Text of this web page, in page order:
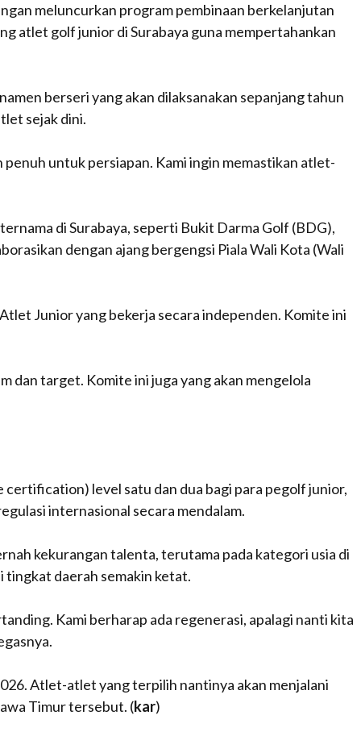
meluncurkan program pembinaan berkelanjutan
atlet golf junior di Surabaya guna mempertahankan
berseri yang akan dilaksanakan sepanjang tahun
sejak dini.
untuk persiapan. Kami ingin memastikan atlet-
di Surabaya, seperti Bukit Darma Golf (BDG),
dengan ajang bergengsi Piala Wali Kota (Wali
Junior yang bekerja secara independen. Komite ini
dan target. Komite ini juga yang akan mengelola
certification) level satu dan dua bagi para pegolf junior,
internasional secara mendalam.
kekurangan talenta, terutama pada kategori usia di
tingkat daerah semakin ketat.
Kami berharap ada regenerasi, apalagi nanti kita
Atlet-atlet yang terpilih nantinya akan menjalani
Timur tersebut. (kar)